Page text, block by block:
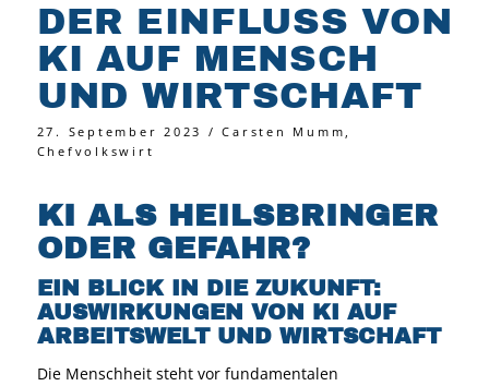
DER EINFLUSS VON
KI AUF MENSCH
UND WIRTSCHAFT
27. September 2023 / Carsten Mumm,
Chefvolkswirt
KI ALS HEILSBRINGER
ODER GEFAHR?
EIN BLICK IN DIE ZUKUNFT:
AUSWIRKUNGEN VON KI AUF
ARBEITSWELT UND WIRTSCHAFT
Die Menschheit steht vor fundamentalen